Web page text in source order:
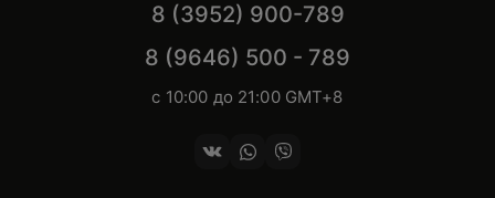
8 (3952) 900-789
8 (9646) 500 - 789
с 10:00 до 21:00 GMT+8